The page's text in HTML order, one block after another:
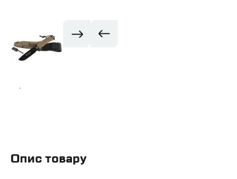
Опис товару